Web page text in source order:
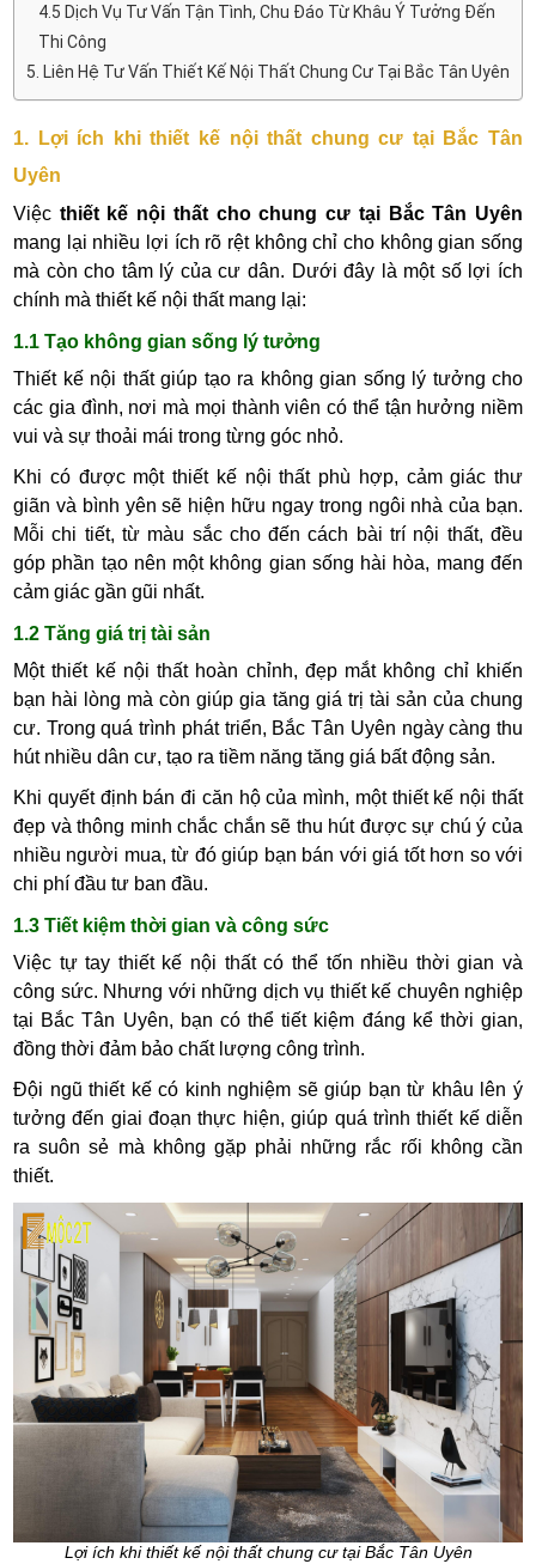
4.5 Dịch Vụ Tư Vấn Tận Tình, Chu Đáo Từ Khâu Ý Tưởng Đến
Thi Công
5. Liên Hệ Tư Vấn Thiết Kế Nội Thất Chung Cư Tại Bắc Tân Uyên
1. Lợi ích khi thiết kế nội thất chung cư tại Bắc Tân
Uyên
Việc thiết kế nội thất cho chung cư tại Bắc Tân Uyên
mang lại nhiều lợi ích rõ rệt không chỉ cho không gian sống
mà còn cho tâm lý của cư dân. Dưới đây là một số lợi ích
chính mà thiết kế nội thất mang lại:
1.1 Tạo không gian sống lý tưởng
Thiết kế nội thất giúp tạo ra không gian sống lý tưởng cho
các gia đình, nơi mà mọi thành viên có thể tận hưởng niềm
vui và sự thoải mái trong từng góc nhỏ.
Khi có được một thiết kế nội thất phù hợp, cảm giác thư
giãn và bình yên sẽ hiện hữu ngay trong ngôi nhà của bạn.
Mỗi chi tiết, từ màu sắc cho đến cách bài trí nội thất, đều
góp phần tạo nên một không gian sống hài hòa, mang đến
cảm giác gần gũi nhất.
1.2 Tăng giá trị tài sản
Một thiết kế nội thất hoàn chỉnh, đẹp mắt không chỉ khiến
bạn hài lòng mà còn giúp gia tăng giá trị tài sản của chung
cư. Trong quá trình phát triển, Bắc Tân Uyên ngày càng thu
hút nhiều dân cư, tạo ra tiềm năng tăng giá bất động sản.
Khi quyết định bán đi căn hộ của mình, một thiết kế nội thất
đẹp và thông minh chắc chắn sẽ thu hút được sự chú ý của
nhiều người mua, từ đó giúp bạn bán với giá tốt hơn so với
chi phí đầu tư ban đầu.
1.3 Tiết kiệm thời gian và công sức
Việc tự tay thiết kế nội thất có thể tốn nhiều thời gian và
công sức. Nhưng với những dịch vụ thiết kế chuyên nghiệp
tại Bắc Tân Uyên, bạn có thể tiết kiệm đáng kể thời gian,
đồng thời đảm bảo chất lượng công trình.
Đội ngũ thiết kế có kinh nghiệm sẽ giúp bạn từ khâu lên ý
tưởng đến giai đoạn thực hiện, giúp quá trình thiết kế diễn
ra suôn sẻ mà không gặp phải những rắc rối không cần
thiết.
Lợi ích khi thiết kế nội thất chung cư tại Bắc Tân Uyên